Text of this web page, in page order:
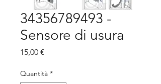
34356789493 -
Sensore di usura
15,00 €
Quantità *